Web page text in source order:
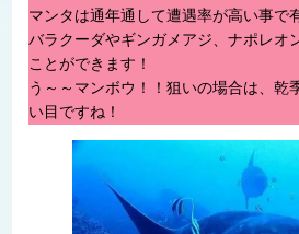
マンタは通年通して遭遇率が高い事で
バラクーダやギンガメアジ、ナポレオ
ことができます！
う～～マンボウ！！狙いの場合は、乾
い目ですね！